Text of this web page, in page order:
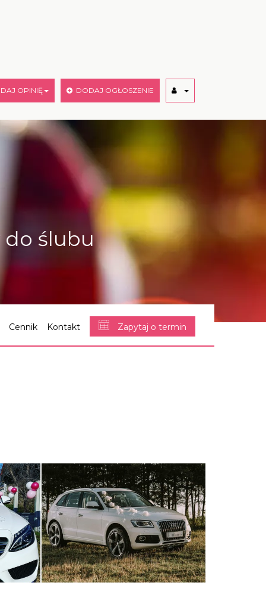
OPINIĘ DODAJ OGŁOSZENIE
do ślubu
Cennik Kontakt Zapytaj o termin